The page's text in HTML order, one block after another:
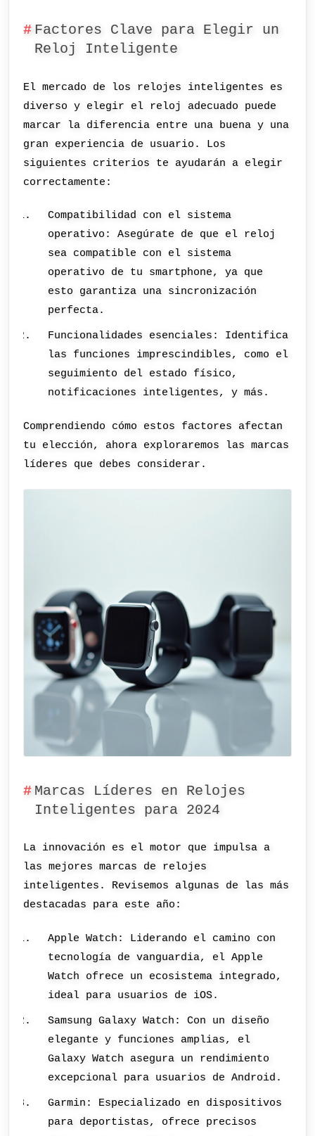
Factores Clave para Elegir un
Reloj Inteligente
El mercado de los relojes inteligentes es
diverso y elegir el reloj adecuado puede
marcar la diferencia entre una buena y una
gran experiencia de usuario. Los
siguientes criterios te ayudarán a elegir
correctamente:
Compatibilidad con el sistema
operativo: Asegúrate de que el reloj
sea compatible con el sistema
operativo de tu smartphone, ya que
esto garantiza una sincronización
perfecta.
Funcionalidades esenciales: Identifica
las funciones imprescindibles, como el
seguimiento del estado físico,
notificaciones inteligentes, y más.
Comprendiendo cómo estos factores afectan
tu elección, ahora exploraremos las marcas
líderes que debes considerar.
Marcas Líderes en Relojes
Inteligentes para 2024
La innovación es el motor que impulsa a
las mejores marcas de relojes
inteligentes. Revisemos algunas de las más
destacadas para este año:
Apple Watch: Liderando el camino con
tecnología de vanguardia, el Apple
Watch ofrece un ecosistema integrado,
ideal para usuarios de iOS.
Samsung Galaxy Watch: Con un diseño
elegante y funciones amplias, el
Galaxy Watch asegura un rendimiento
excepcional para usuarios de Android.
Garmin: Especializado en dispositivos
para deportistas, ofrece precisos